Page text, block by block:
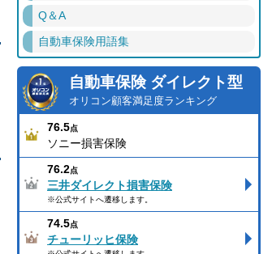
Q＆A
自動車保険用語集
自動車保険 ダイレクト型
オリコン顧客満足度ランキング
76.5点
ソニー損害保険
76.2点
三井ダイレクト損害保険
※公式サイトへ遷移します。
74.5点
チューリッヒ保険